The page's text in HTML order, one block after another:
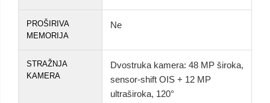
PROŠIRIVA
MEMORIJA
Ne
STRAŽNJA
KAMERA
Dvostruka kamera: 48 MP široka,
sensor-shift OIS + 12 MP
ultraširoka, 120°